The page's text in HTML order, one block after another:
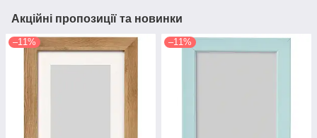
Акційні пропозиції та новинки
–11% –11%